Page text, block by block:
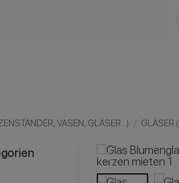
VASEN, GLÄSER...) / GLÄSER